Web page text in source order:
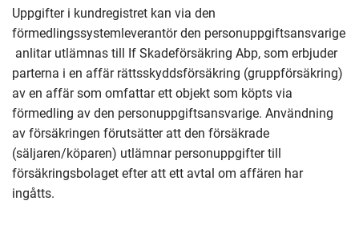
Uppgifter i kundregistret kan via den
förmedlingssystemleverantör den personuppgiftsansvarige
anlitar utlämnas till If Skadeförsäkring Abp, som erbjuder
parterna i en affär rättsskyddsförsäkring (gruppförsäkring)
av en affär som omfattar ett objekt som köpts via
förmedling av den personuppgiftsansvarige. Användning
av försäkringen förutsätter att den försäkrade
(säljaren/köparen) utlämnar personuppgifter till
försäkringsbolaget efter att ett avtal om affären har
ingåtts.